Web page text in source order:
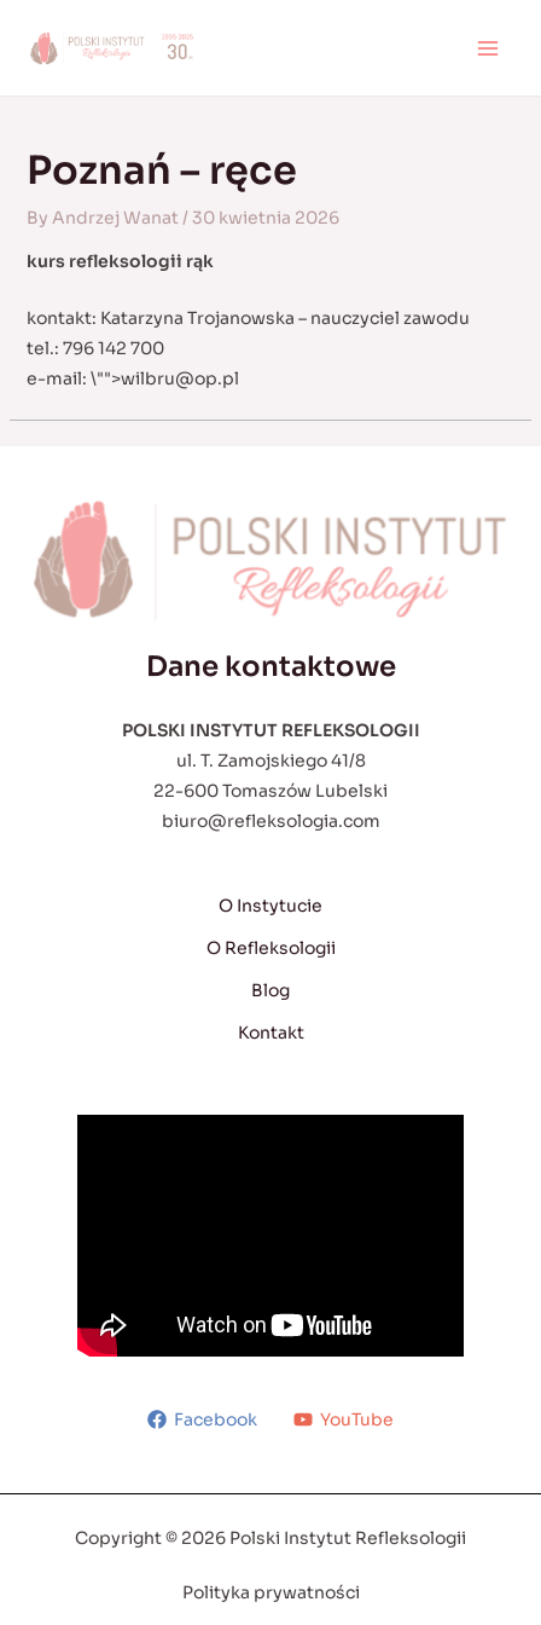
Poznań – ręce
By Andrzej Wanat/30 kwietnia 2026
kurs refleksologii rąk
kontakt: Katarzyna Trojanowska – nauczyciel zawodu
tel.: 796 142 700
e-mail: \"">wilbru@op.pl
Dane kontaktowe
POLSKI INSTYTUT REFLEKSOLOGII
ul. T. Zamojskiego 41/8
22-600 Tomaszów Lubelski
biuro@refleksologia.com
O Instytucie
O Refleksologii
Blog
Kontakt
Facebook YouTube
Copyright © 2026 Polski Instytut Refleksologii
Polityka prywatności